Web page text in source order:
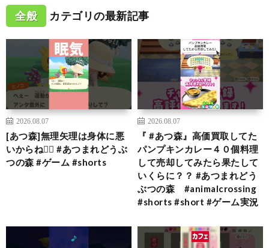
全般 カテゴリの最新記事
2026.08.07
[あつ森]無理矢理は身体に悪
いからね🙂‍↕️ #あつまれどうぶ
つの森 #ゲーム #shorts
2026.08.07
『 #あつ森』高価買取してた
パンプキンカレー４０個料理
して売却してみたら果たして
いくらに？？ #あつまれどう
ぶつの森 #animalcrossing
#shorts #short #ゲーム実況